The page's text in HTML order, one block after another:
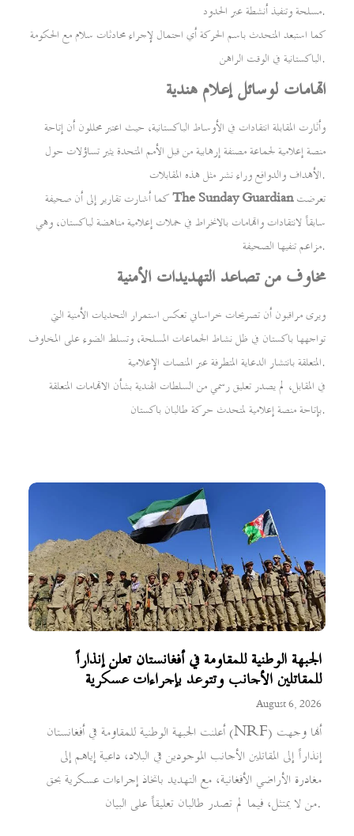
الجبهة الوطنية للمقاومة في أفغانستان تعلن إنذاراً
للمقاتلين الأجانب وتتوعد بإجراءات عسكرية
August 6, 2026
أعلنت الجبهة الوطنية للمقاومة في أفغانستان (NRF) أنها وجهت
إنذاراً إلى المقاتلين الأجانب الموجودين في البلاد، داعية إياهم إلى
مغادرة الأراضي الأفغانية، مع التهديد باتخاذ إجراءات عسكرية بحق
من لا يمتثل، فيما لم تصدر طالبان تعليقاً على البيان.
مسلحة وتنفيذ أنشطة عبر الحدود.
كما استبعد المتحدث باسم الحركة أي احتمال لإجراء محادثات سلام مع الحكومة
الباكستانية في الوقت الراهن.
اتهامات لوسائل إعلام هندية
وأثارت المقابلة انتقادات في الأوساط الباكستانية، حيث اعتبر محللون أن إتاحة
منصة إعلامية لجماعة مصنفة إرهابية من قبل الأمم المتحدة يثير تساؤلات حول
الأهداف والدوافع وراء نشر مثل هذه المقابلات.
The Sunday Guardianتعرضت
سابقاً لانتقادات واتهامات بالانخراط في حملات إعلامية مناهضة لباكستان، وهي
مزاعم تنفيها الصحيفة.
مخاوف من تصاعد التهديدات الأمنية
ويرى مراقبون أن تصريحات خراساني تعكس استمرار التحديات الأمنية التي
تواجهها باكستان في ظل نشاط الجماعات المسلحة، وتسلط الضوء على المخاوف
المتعلقة بانتشار الدعاية المتطرفة عبر المنصات الإعلامية.
في المقابل، لم يصدر تعليق رسمي من السلطات الهندية بشأن الاتهامات المتعلقة
بإتاحة منصة إعلامية لمتحدث حركة طالبان باكستان.